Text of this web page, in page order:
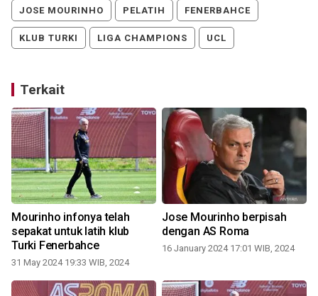
JOSE MOURINHO PELATIH FENERBAHCE
KLUB TURKI LIGA CHAMPIONS UCL
Terkait
Mourinho infonya telah
sepakat untuk latih klub
Turki Fenerbahce
31 May 2024 19:33 WIB, 2024
Jose Mourinho berpisah
dengan AS Roma
16 January 2024 17:01 WIB, 2024